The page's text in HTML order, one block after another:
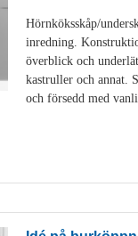
Hörnköksskåp/
inredning.
överblick och
kastruller och annat.
och försedd med